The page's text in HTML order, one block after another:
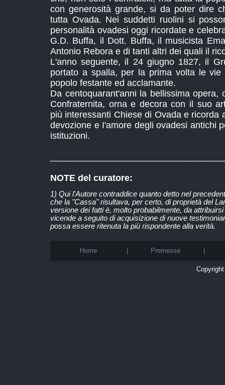
con generosità grande, si da poter dire
tutta Ovada. Nei suddetti ruolini si
personalità ovadesi oggi ricordate e
G.D. Buffa, il Dott. Buffa, il musicista
Antonio Rebora e di tanti altri dei quali il
L'anno seguente, il 24 giugno 1827, il
portato a spalla, per la prima volta le
popolo festante ed acclamante.
Da centoquarant'anni la bellissima opera,
Confraternita, orna e decora con il suo
più interessanti Chiese di Ovada e ricorda
devozione e I'amore degli ovadesi antichi
istituzioni.
NOTE del curatore:
1) Qui l'Autore contraddice quanto detto nel
che la "Cassa" risultava, per certo, di proprietà del
versione dei fatti è, molto probabilmente, da
vicende a seguito di acquisizione di nuove
possa essere ritenuta la più rispondente alla verità.
Home Premesse